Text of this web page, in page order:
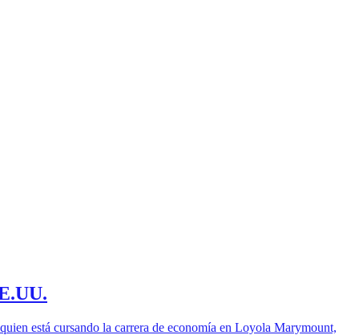
está cursando la carrera de economía en Loyola Marymount,